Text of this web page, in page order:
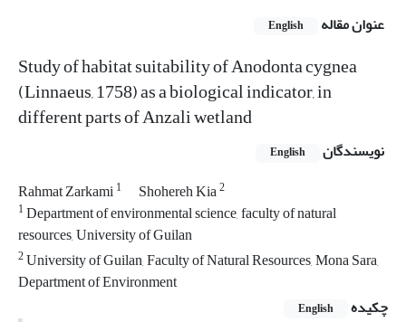
عنوان مقاله English
Study of habitat suitability of Anodonta cygnea
(Linnaeus, 1758) as a biological indicator, in
different parts of Anzali wetland
نویسندگان English
Rahmat Zarkami1 Shohereh Kia2
1Department of environmental science, faculty of natural
resources, University of Guilan
2University of Guilan, Faculty of Natural Resources, Mona Sara,
Department of Environment
چکیده
English